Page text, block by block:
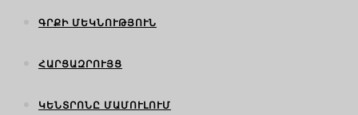
ԳՐՔԻ ՄԵԿՆՈՒԹՅՈՒՆ
ՀԱՐՑԱԶՐՈՒՅՑ
ԿԵՆՏՐՈՆԸ ՄԱՄՈՒԼՈՒՄ